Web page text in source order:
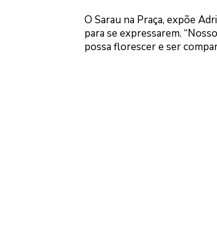
O Sarau na Praça, expõe
para se expressarem.
possa florescer e ser